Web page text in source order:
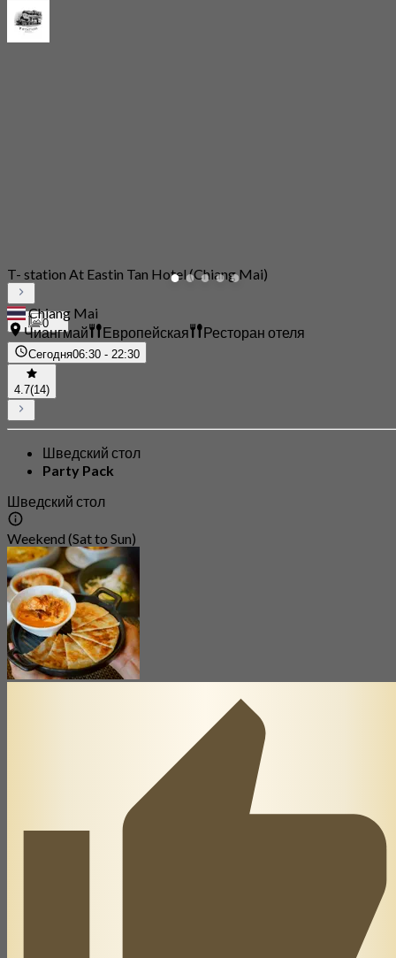
0
T- station At Eastin Tan Hotel (Chiang Mai)
Chiang Mai
Чиангмай
Европейская Ресторан отеля
Сегодня06:30 - 22:30
4.7(14)
Шведский стол
Party Pack
Шведский стол
Weekend (Sat to Sun)